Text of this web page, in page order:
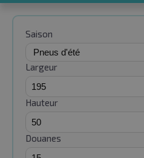
Saison
Largeur
Hauteur
Douanes